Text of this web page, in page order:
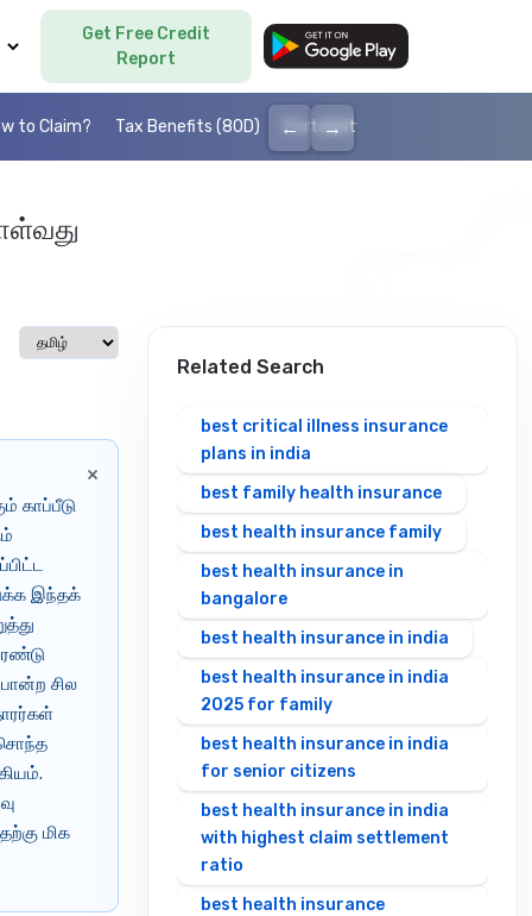
Get Free Credit
Report
to Claim? Tax Benefits (80D) Portability
← →
Select language
×
காப்பீடு
இந்தக்
சில
சொந்த
மிக
Related Search
best critical illness insurance
plans in india
best family health insurance
best health insurance family
best health insurance in
bangalore
best health insurance in india
best health insurance in india
2025 for family
best health insurance in india
for senior citizens
best health insurance in india
with highest claim settlement
ratio
best health insurance